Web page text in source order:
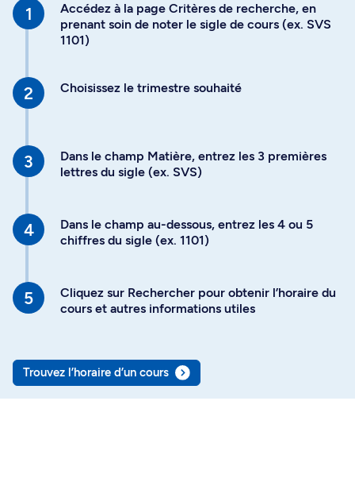
Accédez à la page Critères de recherche, en
prenant soin de noter le sigle de cours (ex. SVS
1101)
Choisissez le trimestre souhaité
Dans le champ Matière, entrez les 3 premières
lettres du sigle (ex. SVS)
Dans le champ au-dessous, entrez les 4 ou 5
chiffres du sigle (ex. 1101)
Cliquez sur Rechercher pour obtenir l’horaire du
cours et autres informations utiles
Trouvez l’horaire d’un cours